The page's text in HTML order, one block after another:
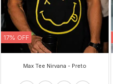
17% OFF
Max Tee Nirvana - Preto